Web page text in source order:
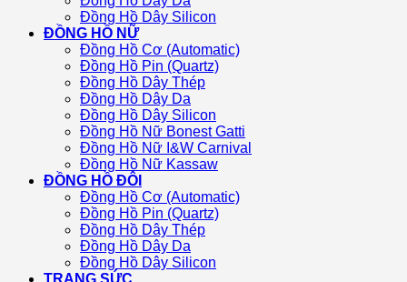
Đồng Hồ Dây Silicon
ĐỒNG HỒ NỮ
Đồng Hồ Cơ (Automatic)
Đồng Hồ Pin (Quartz)
Đồng Hồ Dây Thép
Đồng Hồ Dây Da
Đồng Hồ Dây Silicon
Đồng Hồ Nữ Bonest Gatti
Đồng Hồ Nữ I&W Carnival
Đồng Hồ Nữ Kassaw
ĐỒNG HỒ ĐÔI
Đồng Hồ Cơ (Automatic)
Đồng Hồ Pin (Quartz)
Đồng Hồ Dây Thép
Đồng Hồ Dây Da
Đồng Hồ Dây Silicon